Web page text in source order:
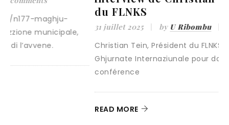
du FLNKS
31 juillet 2025 U Ribombu 0 comments
Christian Tein, Président du FLNKS, a choisi les
Ghjurnate Internaziunale pour donner sa première